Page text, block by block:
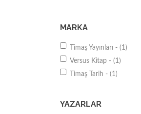
MARKA
Timaş Yayınları - (1)
Versus Kitap - (1)
Timaş Tarih - (1)
YAZARLAR